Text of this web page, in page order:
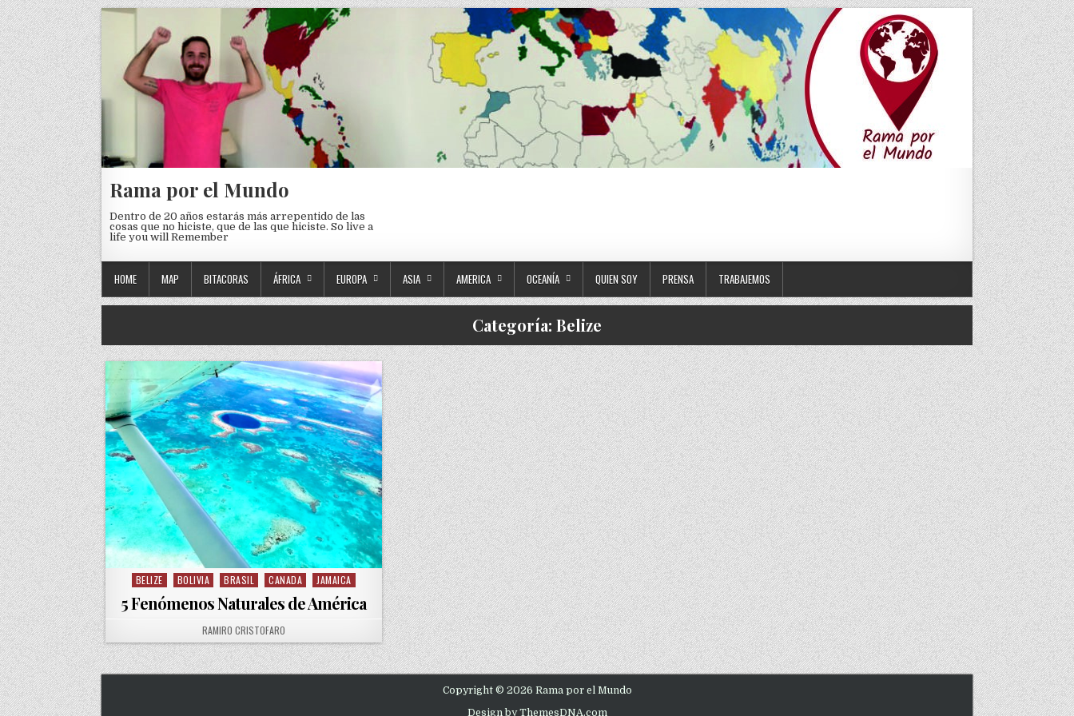
Skip to content
Rama por el Mundo
Dentro de 20 años estarás más arrepentido de las
cosas que no hiciste, que de las que hiciste. So live a
life you will Remember
HOME MAP BITACORAS ÁFRICA EUROPA ASIA AMERICA OCEANÍA QUIEN SOY PRENSA TRABAJEMOS
Categoría: Belize
Posted in
BELIZE BOLIVIA BRASIL CANADA JAMAICA
5 Fenómenos Naturales de América
AUTHOR:
RAMIRO CRISTOFARO
Copyright © 2026 Rama por el Mundo
Design by ThemesDNA.com